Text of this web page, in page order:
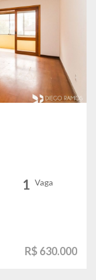
1 Vaga
R$ 630.000